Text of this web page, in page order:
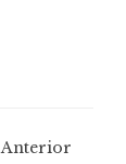
Anterior